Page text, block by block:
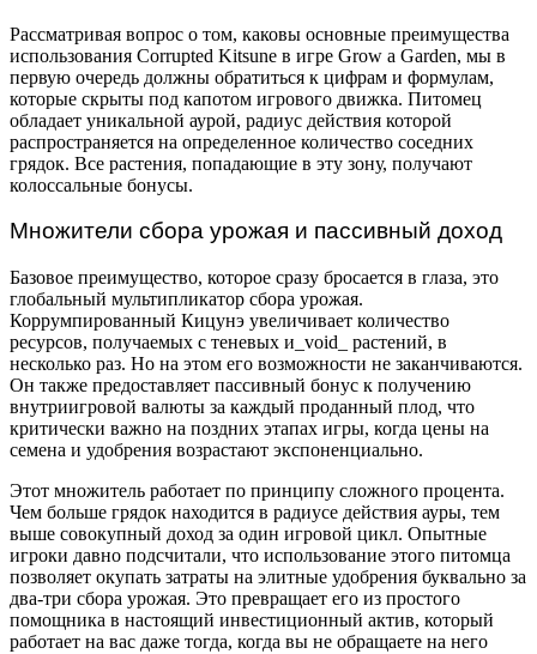
Рассматривая вопрос о том, каковы основные преимущества
использования Corrupted Kitsune в игре Grow a Garden, мы в
первую очередь должны обратиться к цифрам и формулам,
которые скрыты под капотом игрового движка. Питомец
обладает уникальной аурой, радиус действия которой
распространяется на определенное количество соседних
грядок. Все растения, попадающие в эту зону, получают
колоссальные бонусы.
Множители сбора урожая и пассивный доход
Базовое преимущество, которое сразу бросается в глаза, это
глобальный мультипликатор сбора урожая.
Коррумпированный Кицунэ увеличивает количество
ресурсов, получаемых с теневых и_void_ растений, в
несколько раз. Но на этом его возможности не заканчиваются.
Он также предоставляет пассивный бонус к получению
внутриигровой валюты за каждый проданный плод, что
критически важно на поздних этапах игры, когда цены на
семена и удобрения возрастают экспоненциально.
Этот множитель работает по принципу сложного процента.
Чем больше грядок находится в радиусе действия ауры, тем
выше совокупный доход за один игровой цикл. Опытные
игроки давно подсчитали, что использование этого питомца
позволяет окупать затраты на элитные удобрения буквально за
два-три сбора урожая. Это превращает его из простого
помощника в настоящий инвестиционный актив, который
работает на вас даже тогда, когда вы не обращаете на него